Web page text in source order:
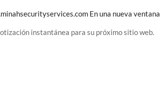
En una nueva ventana
instantánea para su próximo sitio web.